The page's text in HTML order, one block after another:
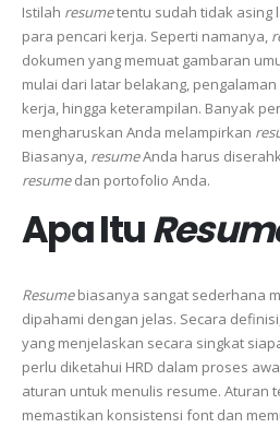
Istilah resumetentu sudah tidak asing
para pencari kerja. Seperti namanya,
dokumen yang memuat gambaran
mulai dari latar belakang,
kerja, hingga keterampilan. Banyak
mengharuskan Anda melampirkan
Biasanya, resumeAnda harus
resumedan portofolio Anda.
Apa Itu
Resumebiasanya sangat sederhana
dipahami dengan jelas. Secara
yang menjelaskan secara singkat
perlu diketahui HRD dalam proses
aturan untuk menulis resume. Aturan
memastikan konsistensi font dan